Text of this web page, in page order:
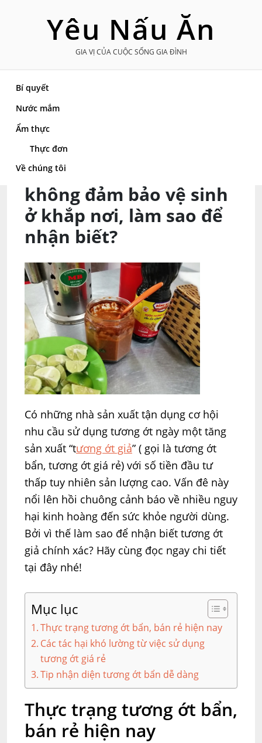
Yêu Nấu Ăn
GIA VỊ CỦA CUỘC SỐNG GIA ĐÌNH
Bí quyết
Nước mắm
Ẩm thực
Thực đơn
Về chúng tôi
không đảm bảo vệ sinh ở khắp nơi, làm sao để
nhận biết?
Cảnh báo tương ớt
không đảm bảo vệ sinh
ở khắp nơi, làm sao để
nhận biết?
Có những nhà sản xuất tận dụng cơ hội
nhu cầu sử dụng tương ớt ngày một tăng
sản xuất “tương ớt giả” ( gọi là tương ớt
bẩn, tương ớt giá rẻ) với số tiền đầu tư
thấp tuy nhiên sản lượng cao. Vấn đê này
nổi lên hồi chuông cảnh báo về nhiều nguy
hại kinh hoàng đến sức khỏe người dùng.
Bởi vì thế làm sao để nhận biết tương ớt
giả chính xác? Hãy cùng đọc ngay chi tiết
tại đây nhé!
Mục lục
Thực trạng tương ớt bẩn, bán rẻ hiện nay
Các tác hại khó lường từ việc sử dụng
tương ớt giá rẻ
Tip nhận diện tương ớt bẩn dễ dàng
Thực trạng tương ớt bẩn,
bán rẻ hiện nay